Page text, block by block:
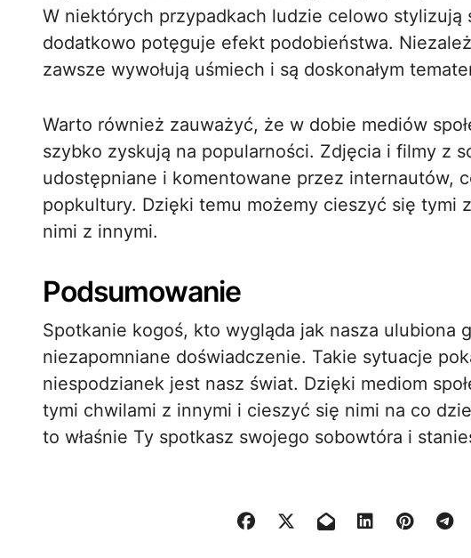
W niektórych przypadkach ludzie celowo stylizują
dodatkowo potęguje efekt podobieństwa.
zawsze wywołują uśmiech i są doskonałym
Warto również zauważyć, że w dobie mediów
szybko zyskują na popularności. Zdjęcia i filmy z
udostępniane i komentowane przez internautów,
popkultury. Dzięki temu możemy cieszyć się tymi
nimi z innymi.
Podsumowanie
Spotkanie kogoś, kto wygląda jak nasza ulubiona
niezapomniane doświadczenie. Takie sytuacje
niespodzianek jest nasz świat. Dzięki mediom
tymi chwilami z innymi i cieszyć się nimi na co
to właśnie Ty spotkasz swojego sobowtóra i